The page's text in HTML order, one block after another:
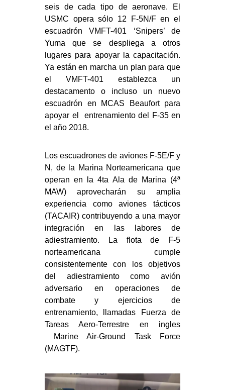
seis de cada tipo de aeronave. El
USMC opera sólo 12 F-5N/F en el
escuadrón VMFT-401 ‘Snipers’ de
Yuma que se despliega a otros
lugares para apoyar la capacitación.
Ya están en marcha un plan para que
el VMFT-401 establezca un
destacamento o incluso un nuevo
escuadrón en MCAS Beaufort para
apoyar el entrenamiento del F-35 en
el año 2018.
Los escuadrones de aviones F-5E/F y
N, de la Marina Norteamericana que
operan en la 4ta Ala de Marina (4ª
MAW) aprovecharán su amplia
experiencia como aviones tácticos
(TACAIR) contribuyendo a una mayor
integración en las labores de
adiestramiento. La flota de F-5
norteamericana cumple
consistentemente con los objetivos
del adiestramiento como avión
adversario en operaciones de
combate y ejercicios de
entrenamiento, llamadas Fuerza de
Tareas Aero-Terrestre en ingles
Marine Air-Ground Task Force
(MAGTF).